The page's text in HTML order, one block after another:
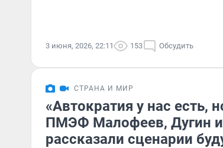
3 июня, 2026, 22:11 153 Обсудить
СТРАНА И МИР
«Автократия у нас есть,
ПМЭФ Малофеев, Дугин
рассказали сценарии